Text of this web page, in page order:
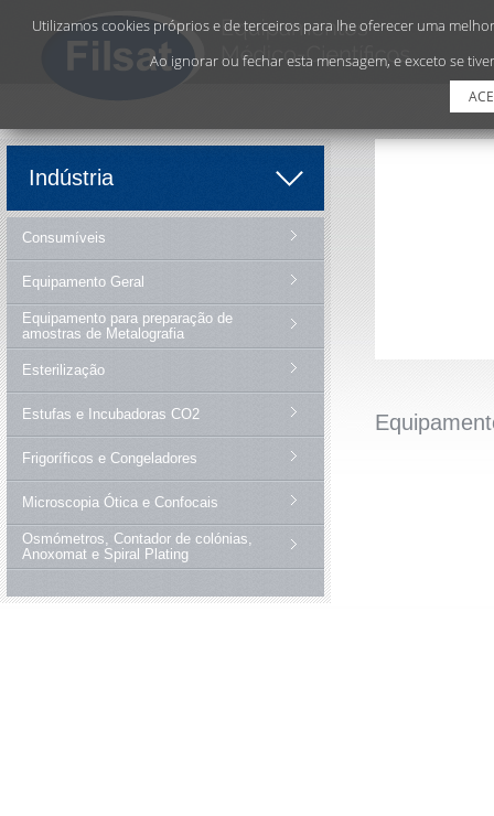
Indústria
Consumíveis
Equipamento Geral
Equipamento para preparação de
amostras de Metalografia
Esterilização
Estufas e Incubadoras CO2
Frigoríficos e Congeladores
Microscopia Ótica e Confocais
Osmómetros, Contador de colónias,
Anoxomat e Spiral Plating
Utilizamos cookies próprios e de terceiros para lhe oferecer uma
Ao ignorar ou fechar esta mensagem, e exceto se